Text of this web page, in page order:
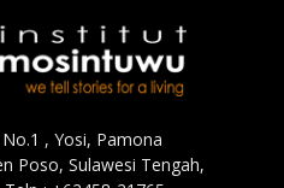
, Yosi, Pamona
Poso, Sulawesi Tengah,